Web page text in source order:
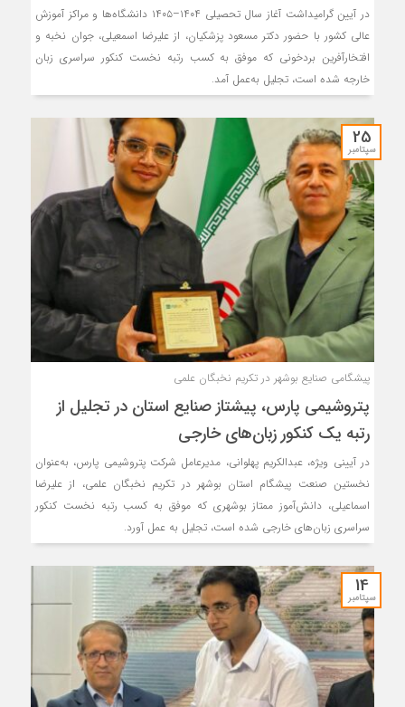
در آیین گرامیداشت آغاز سال تحصیلی ۱۴۰۴–۱۴۰۵ دانشگاه‌ها و مراکز آموزش
عالی کشور با حضور دکتر مسعود پزشکیان، از علیرضا اسمعیلی، جوان نخبه و
افتخارآفرین بردخونی که موفق به کسب رتبه نخست کنکور سراسری زبان
خارجه شده است، تجلیل به‌عمل آمد.
25
سپتامبر
پیشگامی صنایع بوشهر در تکریم نخبگان علمی
پتروشیمی پارس، پیشتاز صنایع استان در تجلیل از
رتبه یک کنکور زبان‌های خارجی
در آیینی ویژه، عبدالکریم پهلوانی، مدیرعامل شرکت پتروشیمی پارس، به‌عنوان
نخستین صنعت پیشگام استان بوشهر در تکریم نخبگان علمی، از علیرضا
اسماعیلی، دانش‌آموز ممتاز بوشهری که موفق به کسب رتبه نخست کنکور
سراسری زبان‌های خارجی شده است، تجلیل به عمل آورد.
14
سپتامبر